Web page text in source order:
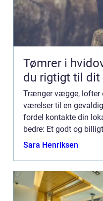
Tømrer i hvidovre sådan
du rigtigt til dit
Trænger vægge,
værelser til en
fordel kontakte din
bedre: Et godt og
dig. Hvorfor skal jeg
Sara Henriksen